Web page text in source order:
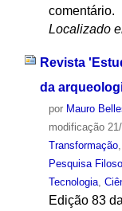
comentário.
Localizado
Revista
da
por Mauro
modificação21/
Transformação,
Pesquisa
Tecnologia,
Edição 83